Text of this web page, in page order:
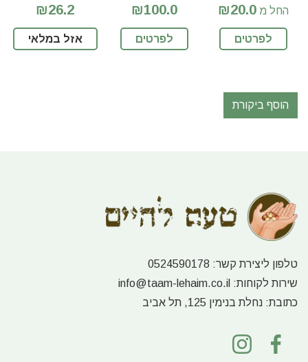
₪26.2
אזל במלאי
₪100.0
לפרטים
החל מ₪20.0
לפרטים
הוסף ביקורת
טלפון ליצירת קשר: 0524590178
שירות לקוחות: info@taam-lehaim.co.il
כתובת: נחלת בנימין 125, תל אביב